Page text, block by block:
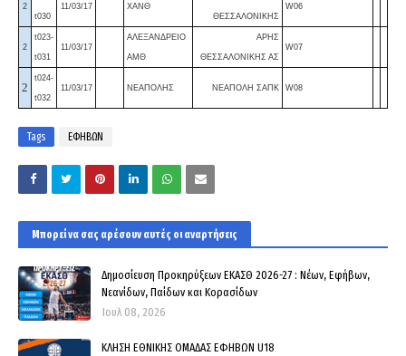
2
t030
11/03/17 ΧΑΝΘ
ΘΕΣΣΑΛΟΝΙΚΗΣ
W06
2
t023-
t031
11/03/17
ΑΛΕΞΑΝΔΡΕΙΟ
ΑΜΘ
ΑΡΗΣ
ΘΕΣΣΑΛΟΝΙΚΗΣ ΑΣ
W07
2
t024-
t032
11/03/17 ΝΕΑΠΟΛΗΣ ΝΕΑΠΟΛΗ ΣΑΠΚ W08
Tags ΕΦΗΒΩΝ
Μπορεί να σας αρέσουν αυτές οι αναρτήσεις
Δημοσίευση Προκηρύξεων ΕΚΑΣΘ 2026-27 : Νέων, Εφήβων,
Νεανίδων, Παίδων και Κορασίδων
Ιουλ 08, 2026
ΚΛΗΣΗ ΕΘΝΙΚΗΣ ΟΜΑΔΑΣ ΕΦΗΒΩΝ U18